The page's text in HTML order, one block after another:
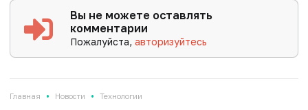
Вы не можете оставлять
комментарии
Пожалуйста,авторизуйтесь
Главная • Новости • Технологии